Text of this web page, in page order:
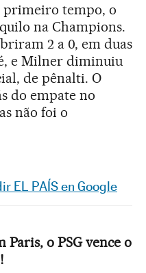
primeiro tempo, o
na Champions.
2 a 0, em duas
e Milner diminuiu
de pênalti. O
do empate no
não foi o
Twitter
Redes Sociales
EL PAÍS en Google
o PSG vence o